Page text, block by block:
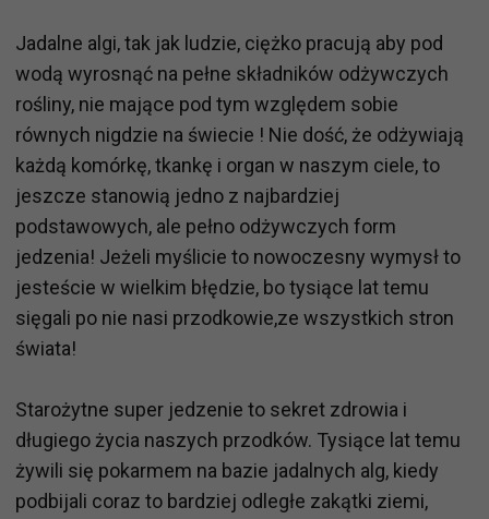
Jadalne algi, tak jak ludzie, ciężko pracują aby pod
wodą wyrosnąć na pełne składników odżywczych
rośliny, nie mające pod tym względem sobie
równych nigdzie na świecie ! Nie dość, że odżywiają
każdą komórkę, tkankę i organ w naszym ciele, to
jeszcze stanowią jedno z najbardziej
podstawowych, ale pełno odżywczych form
jedzenia! Jeżeli myślicie to nowoczesny wymysł to
jesteście w wielkim błędzie, bo tysiące lat temu
sięgali po nie nasi przodkowie,ze wszystkich stron
świata!
Starożytne super jedzenie to sekret zdrowia i
długiego życia naszych przodków. Tysiące lat temu
żywili się pokarmem na bazie jadalnych alg, kiedy
podbijali coraz to bardziej odległe zakątki ziemi,